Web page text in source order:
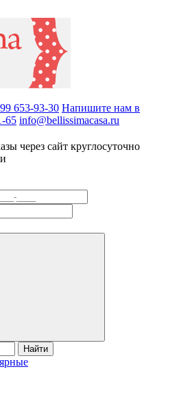
653-93-30 Напишите нам в
65 info@bellissimacasa.ru
через сайт круглосуточно
Найти